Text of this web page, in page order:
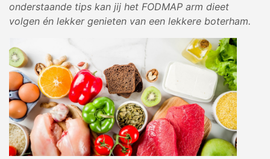
onderstaande tips kan jij het FODMAP arm dieet
volgen én lekker genieten van een lekkere boterham.